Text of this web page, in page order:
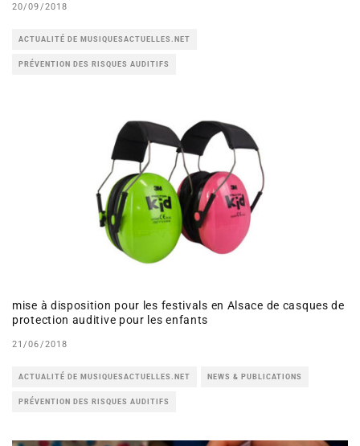
20/09/2018
ACTUALITÉ DE MUSIQUESACTUELLES.NET
PRÉVENTION DES RISQUES AUDITIFS
mise à disposition pour les festivals en Alsace de casques de
protection auditive pour les enfants
21/06/2018
ACTUALITÉ DE MUSIQUESACTUELLES.NET NEWS & PUBLICATIONS
PRÉVENTION DES RISQUES AUDITIFS